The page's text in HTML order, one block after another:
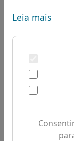
Leia mais
domínios
domínios
domínios
Transferir
FAQ
Sobre nós
Sobre
Por que
Proteção
TLDs
Como
internet .餐